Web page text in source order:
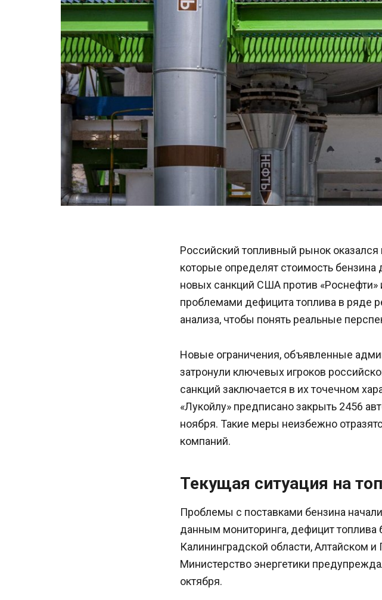
Российский топливный рынок оказался
которые определят стоимость
новых санкций США против
проблемами дефицита топлива в ряде
анализа, чтобы понять реальные
Новые ограничения, объявленные
затронули ключевых игроков
санкций заключается в их точечном
«Лукойлу» предписано закрыть 2456
ноября. Такие меры неизбежно
компаний.
Текущая ситуация на
Проблемы с поставками бензина
данным мониторинга, дефицит
Калининградской области, Алтайском
Министерство энергетики
октября.